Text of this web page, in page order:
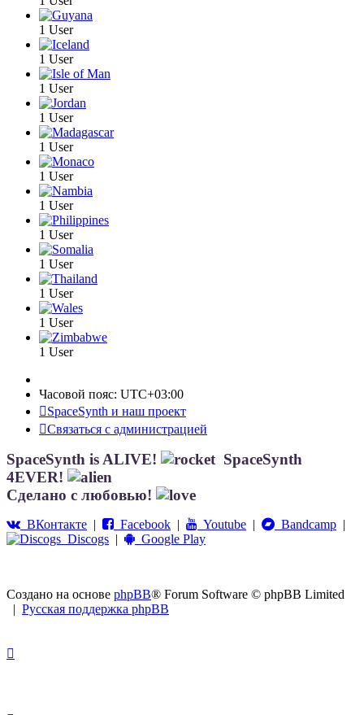
1 User
1 User
1 User
1 User
1 User
1 User
1 User
1 User
1 User
1 User
1 User
1 User
Часовой пояс: UTC+03:00
SpaceSynth и наш проект
Связаться с администрацией
SpaceSynth is ALIVE!
SpaceSynth
4EVER!
Сделано с любовью!
ВКонтакте | Facebook | Youtube | Bandcamp |
Discogs | Google Play
Создано на основе phpBB® Forum Software © phpBB Limited
| Русская поддержка phpBB